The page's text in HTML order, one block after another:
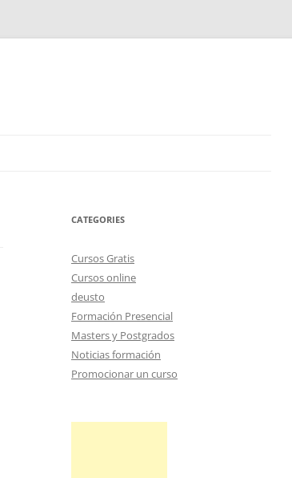
CATEGORIES
Cursos Gratis
Cursos online
deusto
Formación Presencial
Masters y Postgrados
Noticias formación
Promocionar un curso